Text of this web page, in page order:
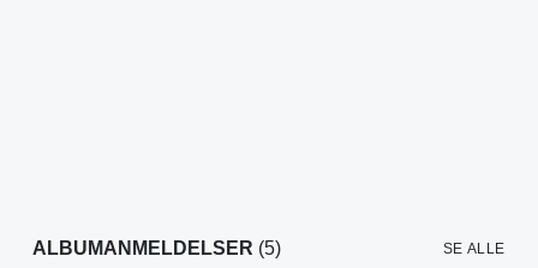
ALBUMANMELDELSER (5) SE ALLE